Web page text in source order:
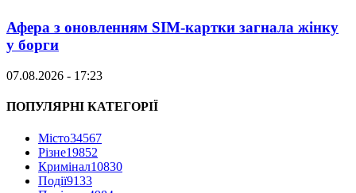
Афера з оновленням SIM-картки загнала жінку
у борги
07.08.2026 - 17:23
ПОПУЛЯРНІ КАТЕГОРІЇ
Місто34567
Різне19852
Кримінал10830
Події9133